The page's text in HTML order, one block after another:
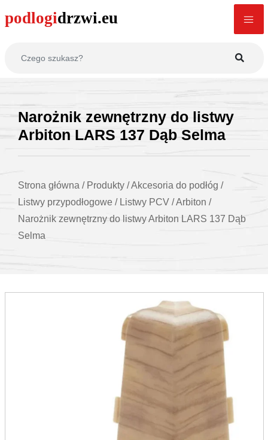
Narożnik zewnętrzny do listwy
Arbiton LARS 137 Dąb Selma
Strona główna / Produkty /Akcesoria do podłóg /
Listwy przypodłogowe / Listwy PCV /Arbiton /
Narożnik zewnętrzny do listwy Arbiton LARS 137 Dąb
Selma